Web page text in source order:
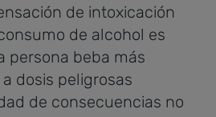
de intoxicación
de alcohol es
persona beba más
dosis peligrosas
de consecuencias no